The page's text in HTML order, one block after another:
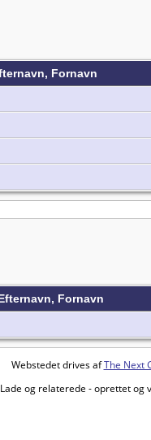
Fornavn
Fornavn
Webstedet drives afThe Next
og relaterede - oprettet og